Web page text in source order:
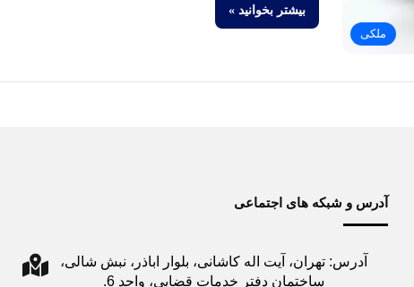
ملکی
بیشتر بخوانید »
آدرس و شبکه های اجتماعی
آدرس: تهران، آیت اله کاشانی، بلوار اباذر، نبش شالی،
ساختمان دفتر خدمات قضایی، واحد 6.